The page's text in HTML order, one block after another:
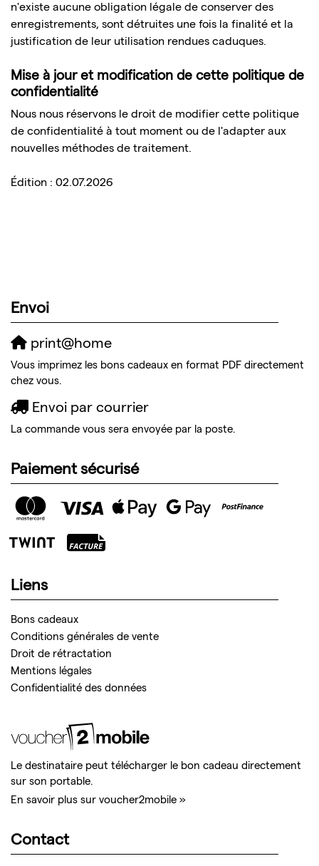
n'existe aucune obligation légale de conserver des
enregistrements, sont détruites une fois la finalité et la
justification de leur utilisation rendues caduques.
Mise à jour et modification de cette politique de
confidentialité
Nous nous réservons le droit de modifier cette politique
de confidentialité à tout moment ou de l'adapter aux
nouvelles méthodes de traitement.
Édition : 02.07.2026
Envoi
print@home
Vous imprimez les bons cadeaux en format PDF directement
chez vous.
Envoi par courrier
La commande vous sera envoyée par la poste.
Paiement sécurisé
Liens
Bons cadeaux
Conditions générales de vente
Droit de rétractation
Mentions légales
Confidentialité des données
Le destinataire peut télécharger le bon cadeau directement
sur son portable.
En savoir plus sur voucher2mobile »
Contact